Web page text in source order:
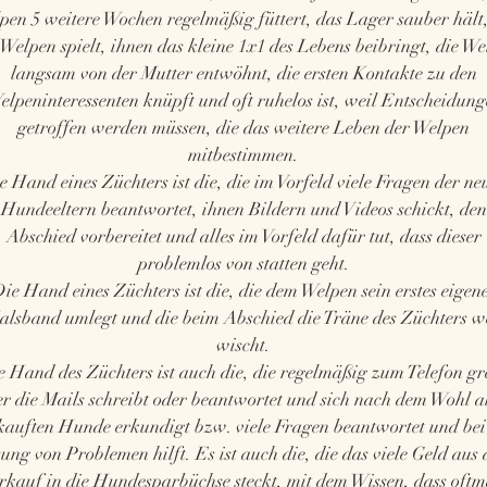
5 weitere Wochen regelmäßig füttert, das Lager sauber
spielt, ihnen das kleine 1x1 des Lebens beibringt, die
langsam von der Mutter entwöhnt, die ersten Kontakte zu den
knüpft und oft ruhelos ist, weil
getroffen werden müssen, die das weitere Leben der Welpen
mitbestimmen.
Hand eines Züchters ist die, die im Vorfeld viele Fragen der
Hundeeltern beantwortet, ihnen Bildern und Videos schickt, den
Abschied vorbereitet und alles im Vorfeld dafür tut, dass dieser
problemlos von statten geht.
Hand eines Züchters ist die, die dem Welpen sein erstes
umlegt und die beim Abschied die Träne des Züchters
wischt.
Hand des Züchters ist auch die, die regelmäßig zum Telefon
die Mails schreibt oder beantwortet und sich nach dem Wohl
Hunde erkundigt bzw. viele Fragen beantwortet und
von Problemen hilft. Es ist auch die, die das viele Geld aus
in die Hundesparbüchse steckt, mit dem Wissen, dass